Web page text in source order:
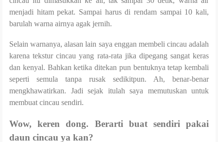
menjadi hitam pekat. Sampai harus di rendam sampai 10 kali,
barulah warna airnya agak jernih.
Selain warnanya, alasan lain saya enggan membeli cincau adalah
karena tekstur cincau yang rata-rata jika dipegang sangat keras
dan kenyal. Bahkan ketika ditekan pun bentuknya tetap kembali
seperti semula tanpa rusak sedikitpun. Ah, benar-benar
mengkhawatirkan. Jadi sejak itulah saya memutuskan untuk
membuat cincau sendiri.
Wow, keren dong. Berarti buat sendiri pakai
daun cincau ya kan?